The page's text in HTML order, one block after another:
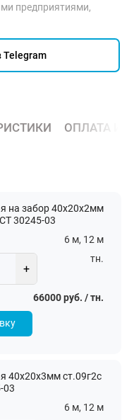
предприятиями,
Telegram
ОПЛАТА И
на забор 40х20х2мм
30245-03
6 м, 12 м
+
тн.
66000 руб. / тн.
40х20х3мм ст.09г2с
03
6 м, 12 м